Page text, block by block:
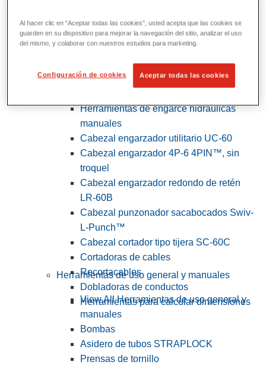
Herramientas de servicios públicos y de
View All Herramientas de servicios
Herramientas de engarce hidráulicas
manuales
Cabezal engarzador utilitario UC-60
Cabezal engarzador 4P-6 4PIN™, sin
troquel
Cabezal engarzador redondo de retén
LR-60B
Cabezal punzonador sacabocados Swiv-
L-Punch™
Cabezal cortador tipo tijera SC-60C
Cortadoras de cables
Recortacables
Dobladoras de conductos
Herramientas para calcular dimensiones
Herramientas de uso general y manuales
View All Herramientas de uso general y
manuales
Bombas
Asidero de tubos STRAPLOCK
Prensas de tornillo
Al hacer clic en “Aceptar todas las cookies”, usted acepta que las cookies se
guarden en su dispositivo para mejorar la navegación del sitio, analizar el uso
del mismo, y colaborar con nuestros estudios para marketing.
Configuración de cookies Aceptar todas las cookies